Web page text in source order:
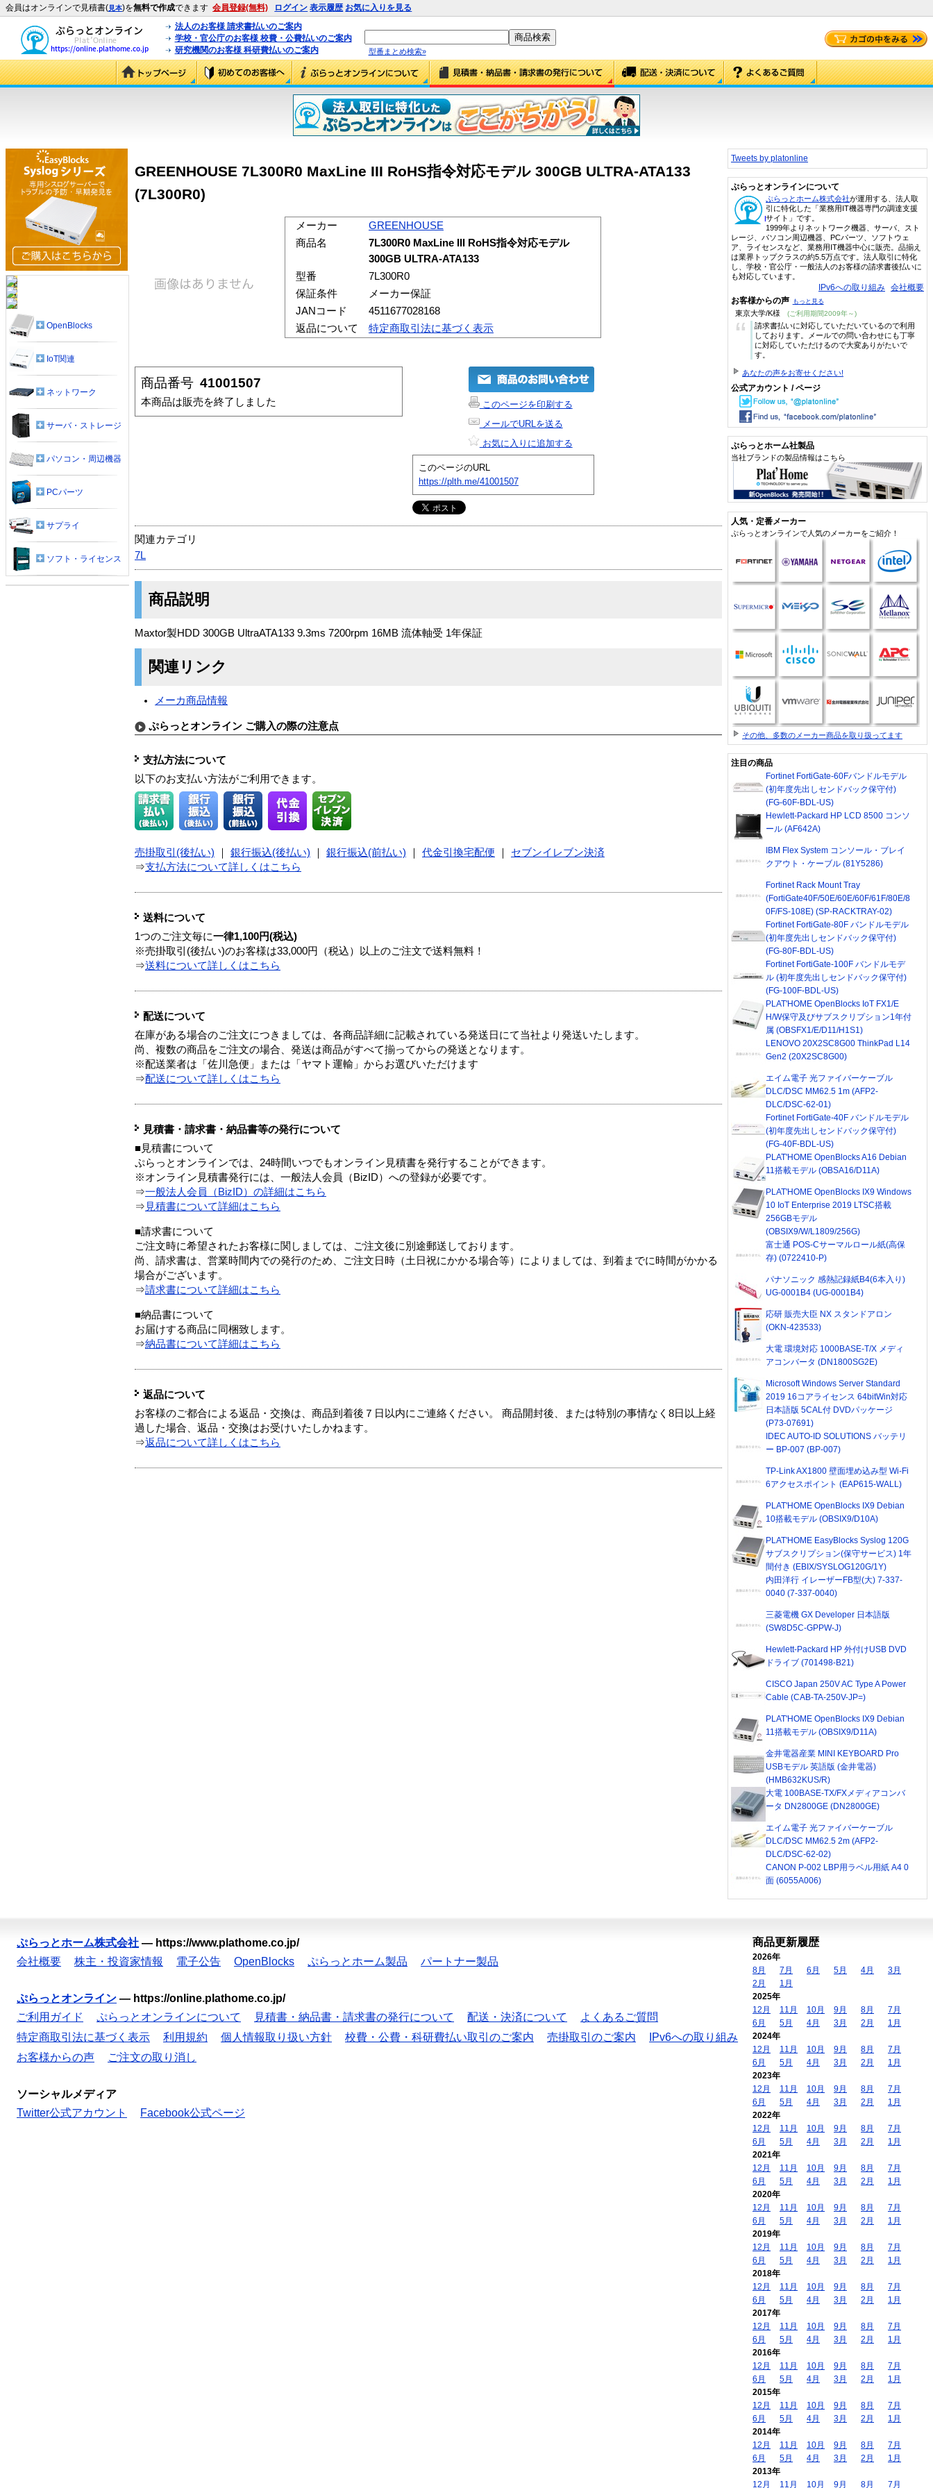
会員はオンラインで見積書(見本)を無料で作成できます 会員登録(無料) ログイン 表示履歴 お気に入りを見る
法人のお客様 請求書払いのご案内
学校・官公庁のお客様 校費・公費払いのご案内
研究機関のお客様 科研費払いのご案内
型番まとめ検索»
GREENHOUSE 7L300R0 MaxLine III RoHS指令対応モデル 300GB ULTRA-ATA133
(7L300R0)
メーカー
GREENHOUSE
商品名
7L300R0 MaxLine III RoHS指令対応モデル
300GB ULTRA-ATA133
型番
7L300R0
保証条件
メーカー保証
JANコード
4511677028168
返品について
特定商取引法に基づく表示
商品番号 41001507
本商品は販売を終了しました
このページを印刷する
メールでURLを送る
お気に入りに追加する
このページのURL
https://plth.me/41001507
関連カテゴリ
7L
商品説明
Maxtor製HDD 300GB UltraATA133 9.3ms 7200rpm 16MB 流体軸受 1年保証
関連リンク
メーカ商品情報
ぷらっとオンライン ご購入の際の注意点
支払方法について
以下のお支払い方法がご利用できます。
売掛取引(後払い) 銀行振込(後払い) 銀行振込(前払い) 代金引換宅配便
セブンイレブン決済
⇒支払方法について詳しくはこちら
送料について
1つのご注文毎に一律1,100円(税込)
※売掛取引(後払い)のお客様は33,000円（税込）以上のご注文で送料無料！
⇒送料について詳しくはこちら
配送について
在庫がある場合のご注文につきましては、各商品詳細に記載されている発送日にて当社より発送いたします。
尚、複数の商品をご注文の場合、発送は商品がすべて揃ってからの発送となります。
※配送業者は「佐川急便」または「ヤマト運輸」からお選びいただけます
⇒配送について詳しくはこちら
見積書・請求書・納品書等の発行について
■見積書について
ぷらっとオンラインでは、24時間いつでもオンライン見積書を発行することができます。
※オンライン見積書発行には、一般法人会員（BizID）への登録が必要です。
⇒一般法人会員（BizID）の詳細はこちら
⇒ 見積書について詳細はこちら
■請求書について
ご注文時に希望されたお客様に関しましては、ご注文後に別途郵送しております。
尚、請求書は、営業時間内での発行のため、ご注文日時（土日祝にかかる場合等）によりましては、到着までに時間がかかる
場合がございます。
⇒請求書について詳細はこちら
■納品書について
お届けする商品に同梱致します。
⇒納品書について詳細はこちら
返品について
お客様のご都合による返品・交換は、商品到着後７日以内にご連絡ください。 商品開封後、または特別の事情なく8日以上経
過した場合、返品・交換はお受けいたしかねます。
⇒返品について詳しくはこちら
OpenBlocks
IoT関連
ネットワーク
サーバ・ストレージ
パソコン・周辺機器
PCパーツ
サプライ
ソフト・ライセンス
Tweets by platonline
ぷらっとオンラインについて
ぷらっとホーム株式会社が運用する、法人取
引に特化した「業務用IT機器専門の調達支援
サイト」です。
1999年よりネットワーク機器、サーバ、スト
レージ、パソコン周辺機器、PCパーツ、ソフトウェ
ア、ライセンスなど、業務用IT機器中心に販売。品揃え
は業界トップクラスの約5.5万点です。法人取引に特化
し、学校・官公庁・一般法人のお客様の請求書後払いに
も対応しています。
IPv6への取り組み 会社概要
お客様からの声 もっと見る
東京大学/K様 (ご利用期間2009年～)
“
請求書払いに対応していただいているので利用
しております。メールでの問い合わせにも丁寧
に対応していただけるので大変ありがたいで
す。
あなたの声をお寄せください!
公式アカウント / ページ
ぷらっとホーム社製品
当社ブランドの製品情報はこちら
人気・定番メーカー
ぷらっとオンラインで人気のメーカーをご紹介！
その他、多数のメーカー商品を取り扱ってます
注目の商品
Fortinet FortiGate-60Fバンドルモデル
(初年度先出しセンドバック保守付)
(FG-60F-BDL-US)
Hewlett-Packard HP LCD 8500 コンソ
ール (AF642A)
IBM Flex System コンソール・ブレイ
クアウト・ケーブル (81Y5286)
Fortinet Rack Mount Tray
(FortiGate40F/50E/60E/60F/61F/80E/8
0F/FS-108E) (SP-RACKTRAY-02)
Fortinet FortiGate-80F バンドルモデル
(初年度先出しセンドバック保守付)
(FG-80F-BDL-US)
Fortinet FortiGate-100F バンドルモデ
ル (初年度先出しセンドバック保守付)
(FG-100F-BDL-US)
PLAT'HOME OpenBlocks IoT FX1/E
H/W保守及びサブスクリプション1年付
属 (OBSFX1/E/D11/H1S1)
LENOVO 20X2SC8G00 ThinkPad L14
Gen2 (20X2SC8G00)
エイム電子 光ファイバーケーブル
DLC/DSC MM62.5 1m (AFP2-
DLC/DSC-62-01)
Fortinet FortiGate-40F バンドルモデル
(初年度先出しセンドバック保守付)
(FG-40F-BDL-US)
PLAT'HOME OpenBlocks A16 Debian
11搭載モデル (OBSA16/D11A)
PLAT'HOME OpenBlocks IX9 Windows
10 IoT Enterprise 2019 LTSC搭載
256GBモデル
(OBSIX9/W/L1809/256G)
富士通 POS-Cサーマルロール紙(高保
存) (0722410-P)
パナソニック 感熱記録紙B4(6本入り)
UG-0001B4 (UG-0001B4)
応研 販売大臣 NX スタンドアロン
(OKN-423533)
大電 環境対応 1000BASE-T/X メディ
アコンバータ (DN1800SG2E)
Microsoft Windows Server Standard
2019 16コアライセンス 64bitWin対応
日本語版 5CAL付 DVDパッケージ
(P73-07691)
IDEC AUTO-ID SOLUTIONS バッテリ
ー BP-007 (BP-007)
TP-Link AX1800 壁面埋め込み型 Wi-Fi
6アクセスポイント (EAP615-WALL)
PLAT'HOME OpenBlocks IX9 Debian
10搭載モデル (OBSIX9/D10A)
PLAT'HOME EasyBlocks Syslog 120G
サブスクリプション(保守サービス) 1年
間付き (EBIX/SYSLOG120G/1Y)
内田洋行 イレーザーFB型(大) 7-337-
0040 (7-337-0040)
三菱電機 GX Developer 日本語版
(SW8D5C-GPPW-J)
Hewlett-Packard HP 外付けUSB DVD
ドライブ (701498-B21)
CISCO Japan 250V AC Type A Power
Cable (CAB-TA-250V-JP=)
PLAT'HOME OpenBlocks IX9 Debian
11搭載モデル (OBSIX9/D11A)
金井電器産業 MINI KEYBOARD Pro
USBモデル 英語版 (金井電器)
(HMB632KUS/R)
大電 100BASE-TX/FXメディアコンバ
ータ DN2800GE (DN2800GE)
エイム電子 光ファイバーケーブル
DLC/DSC MM62.5 2m (AFP2-
DLC/DSC-62-02)
CANON P-002 LBP用ラベル用紙 A4 0
面 (6055A006)
ぷらっとホーム株式会社 — https://www.plathome.co.jp/
会社概要
株主・投資家情報 電子公告 OpenBlocks ぷらっとホーム製品 パートナー製品
ぷらっとオンライン — https://online.plathome.co.jp/
ご利用ガイド
ぷらっとオンラインについて 見積書・納品書・請求書の発行について 配送・決済について
よくあるご質問
特定商取引法に基づく表示
利用規約 個人情報取り扱い方針 校費・公費・科研費払い取引のご案内 売掛取引のご案内
IPv6への取り組み
お客様からの声
ご注文の取り消し
ソーシャルメディア
Twitter公式アカウント
Facebook公式ページ
商品更新履歴
2026年
8月
7月 6月 5月 4月
3月
2月
1月
2025年
12月
11月 10月 9月 8月
7月
6月
5月 4月 3月 2月
1月
2024年
12月
11月 10月 9月 8月
7月
6月
5月 4月 3月 2月
1月
2023年
12月
11月 10月 9月 8月
7月
6月
5月 4月 3月 2月
1月
2022年
12月
11月 10月 9月 8月
7月
6月
5月 4月 3月 2月
1月
2021年
12月
11月 10月 9月 8月
7月
6月
5月 4月 3月 2月
1月
2020年
12月
11月 10月 9月 8月
7月
6月
5月 4月 3月 2月
1月
2019年
12月
11月 10月 9月 8月
7月
6月
5月 4月 3月 2月
1月
2018年
12月
11月 10月 9月 8月
7月
6月
5月 4月 3月 2月
1月
2017年
12月
11月 10月 9月 8月
7月
6月
5月 4月 3月 2月
1月
2016年
12月
11月 10月 9月 8月
7月
6月
5月 4月 3月 2月
1月
2015年
12月
11月 10月 9月 8月
7月
6月
5月 4月 3月 2月
1月
2014年
12月
11月 10月 9月 8月
7月
6月
5月 4月 3月 2月
1月
2013年
12月
11月 10月 9月 8月 7月